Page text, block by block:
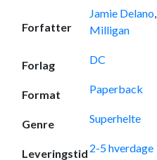
Forfatter
Jamie Delano,
Milligan
Forlag DC
Format Paperback
Genre Superhelte
Leveringstid 2-5 hverdage